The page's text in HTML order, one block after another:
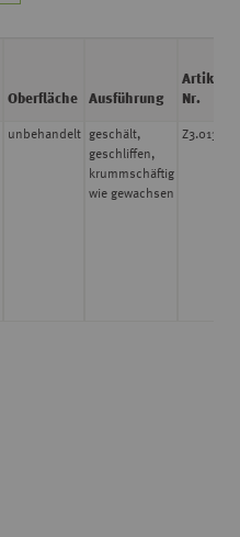
unbehandelt
geschält,
geschliffen,
krummschäftig
wie gewachsen
Z3.013
Oberfläche Ausführung
Artikel
Nr.